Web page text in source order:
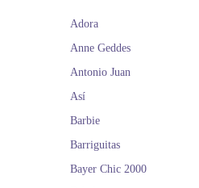
Adora
Anne Geddes
Antonio Juan
Así
Barbie
Barriguitas
Bayer Chic 2000